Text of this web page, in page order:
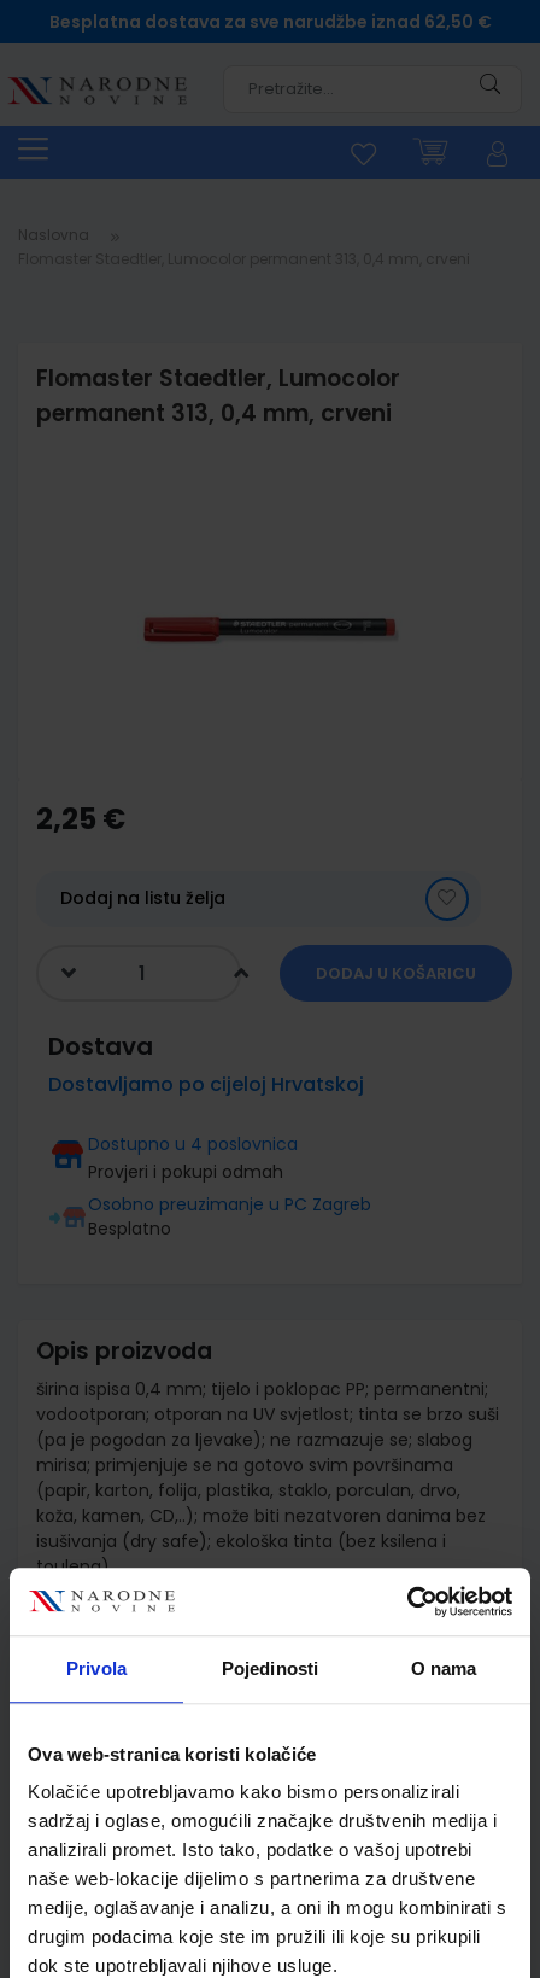
Privola Pojedinosti O nama
Ova web-stranica koristi kolačiće
Kolačiće upotrebljavamo kako bismo personalizirali
sadržaj i oglase, omogućili značajke društvenih medija i
analizirali promet. Isto tako, podatke o vašoj upotrebi
naše web-lokacije dijelimo s partnerima za društvene
medije, oglašavanje i analizu, a oni ih mogu kombinirati s
drugim podacima koje ste im pružili ili koje su prikupili
dok ste upotrebljavali njihove usluge.
Besplatna dostava za sve narudžbe iznad 62,50 €
Naslovna
Flomaster Staedtler, Lumocolor
permanent 313, 0,4 mm, crveni
the
beginning
gallery
2,25 €
Dodaj na listu želja
DODAJ U KOŠARICU
Dostava
Dostavljamo po cijeloj Hrvatskoj
Dostupno u 4 poslovnica
Provjeri i pokupi odmah
Osobno preuzimanje u PC Zagreb
Besplatno
Opis proizvoda
širina ispisa 0,4 mm; tijelo i poklopac PP; permanentni;
vodootporan; otporan na UV svjetlost; tinta se brzo suši
(pa je pogodan za ljevake); ne razmazuje se; slabog
mirisa; primjenjuje se na gotovo svim površinama
(papir, karton, folija, plastika, staklo, porculan, drvo,
koža, kamen, CD,..); može biti nezatvoren danima bez
isušivanja (dry safe); ekološka tinta (bez ksilena i
toulena)
Detalji proizvoda
Jedinična mjera
kom